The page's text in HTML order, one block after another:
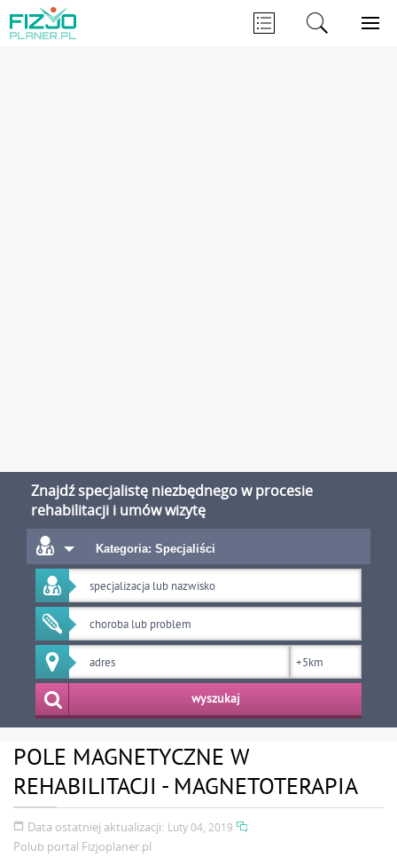
Znajdź specjalistę niezbędnego w procesie
rehabilitacji i umów wizytę
Kategoria: Specjaliści
wyszukaj
POLE MAGNETYCZNE W
REHABILITACJI - MAGNETOTERAPIA
Data ostatniej aktualizacji: Luty 04, 2019
Polub portal Fizjoplaner.pl